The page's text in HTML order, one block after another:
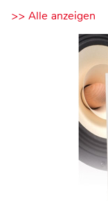
>> Alle anzeigen